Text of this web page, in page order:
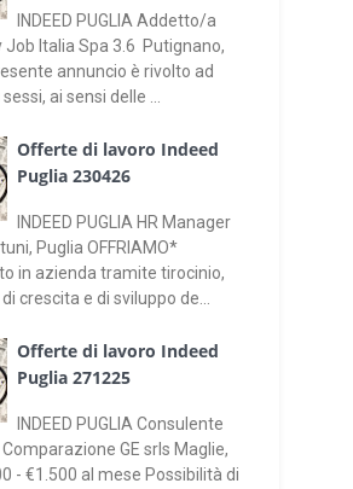
INDEED PUGLIA Addetto/a
Job Italia Spa 3.6 Putignano,
annuncio è rivolto ad
ai sensi delle ...
Offerte di lavoro Indeed
Puglia 230426
INDEED PUGLIA HR Manager
Puglia OFFRIAMO*
in azienda tramite tirocinio,
crescita e di sviluppo de...
Offerte di lavoro Indeed
Puglia 271225
INDEED PUGLIA Consulente
GE srls Maglie,
- €1.500 al mese Possibilità di